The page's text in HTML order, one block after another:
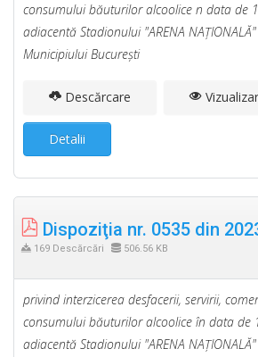
consumului băuturilor alcoolice n data de
adiacentă Stadionului "ARENA
Municipiului Bucureşti
Descărcare
Detalii
Dispoziţia nr. 0535 din
169 Descărcări 506.56 KB
privind interzicerea desfacerii, servirii,
consumului băuturilor alcoolice în data de
adiacentă Stadionului "ARENA